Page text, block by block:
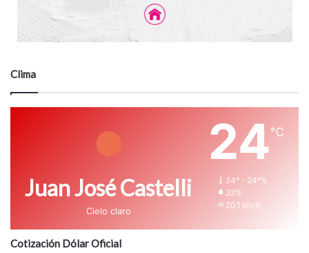
Clima
Juan José Castelli
Cielo claro
24℃
24º - 24º%
32%
20.1 km/h
Cotización Dólar Oficial